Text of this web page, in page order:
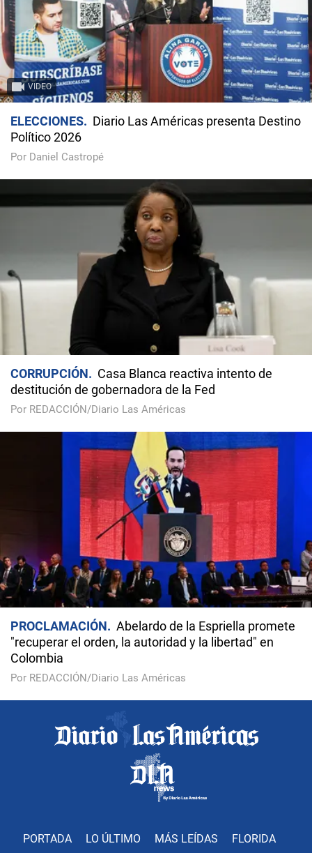
VIDEO
ELECCIONES
Diario Las Américas presenta Destino
Político 2026
Por Daniel Castropé
CORRUPCIÓN
Casa Blanca reactiva intento de
destitución de gobernadora de la Fed
Por REDACCIÓN/Diario Las Américas
PROCLAMACIÓN
Abelardo de la Espriella promete
"recuperar el orden, la autoridad y la libertad" en
Colombia
Por REDACCIÓN/Diario Las Américas
PORTADA LO ÚLTIMO MÁS LEÍDAS FLORIDA